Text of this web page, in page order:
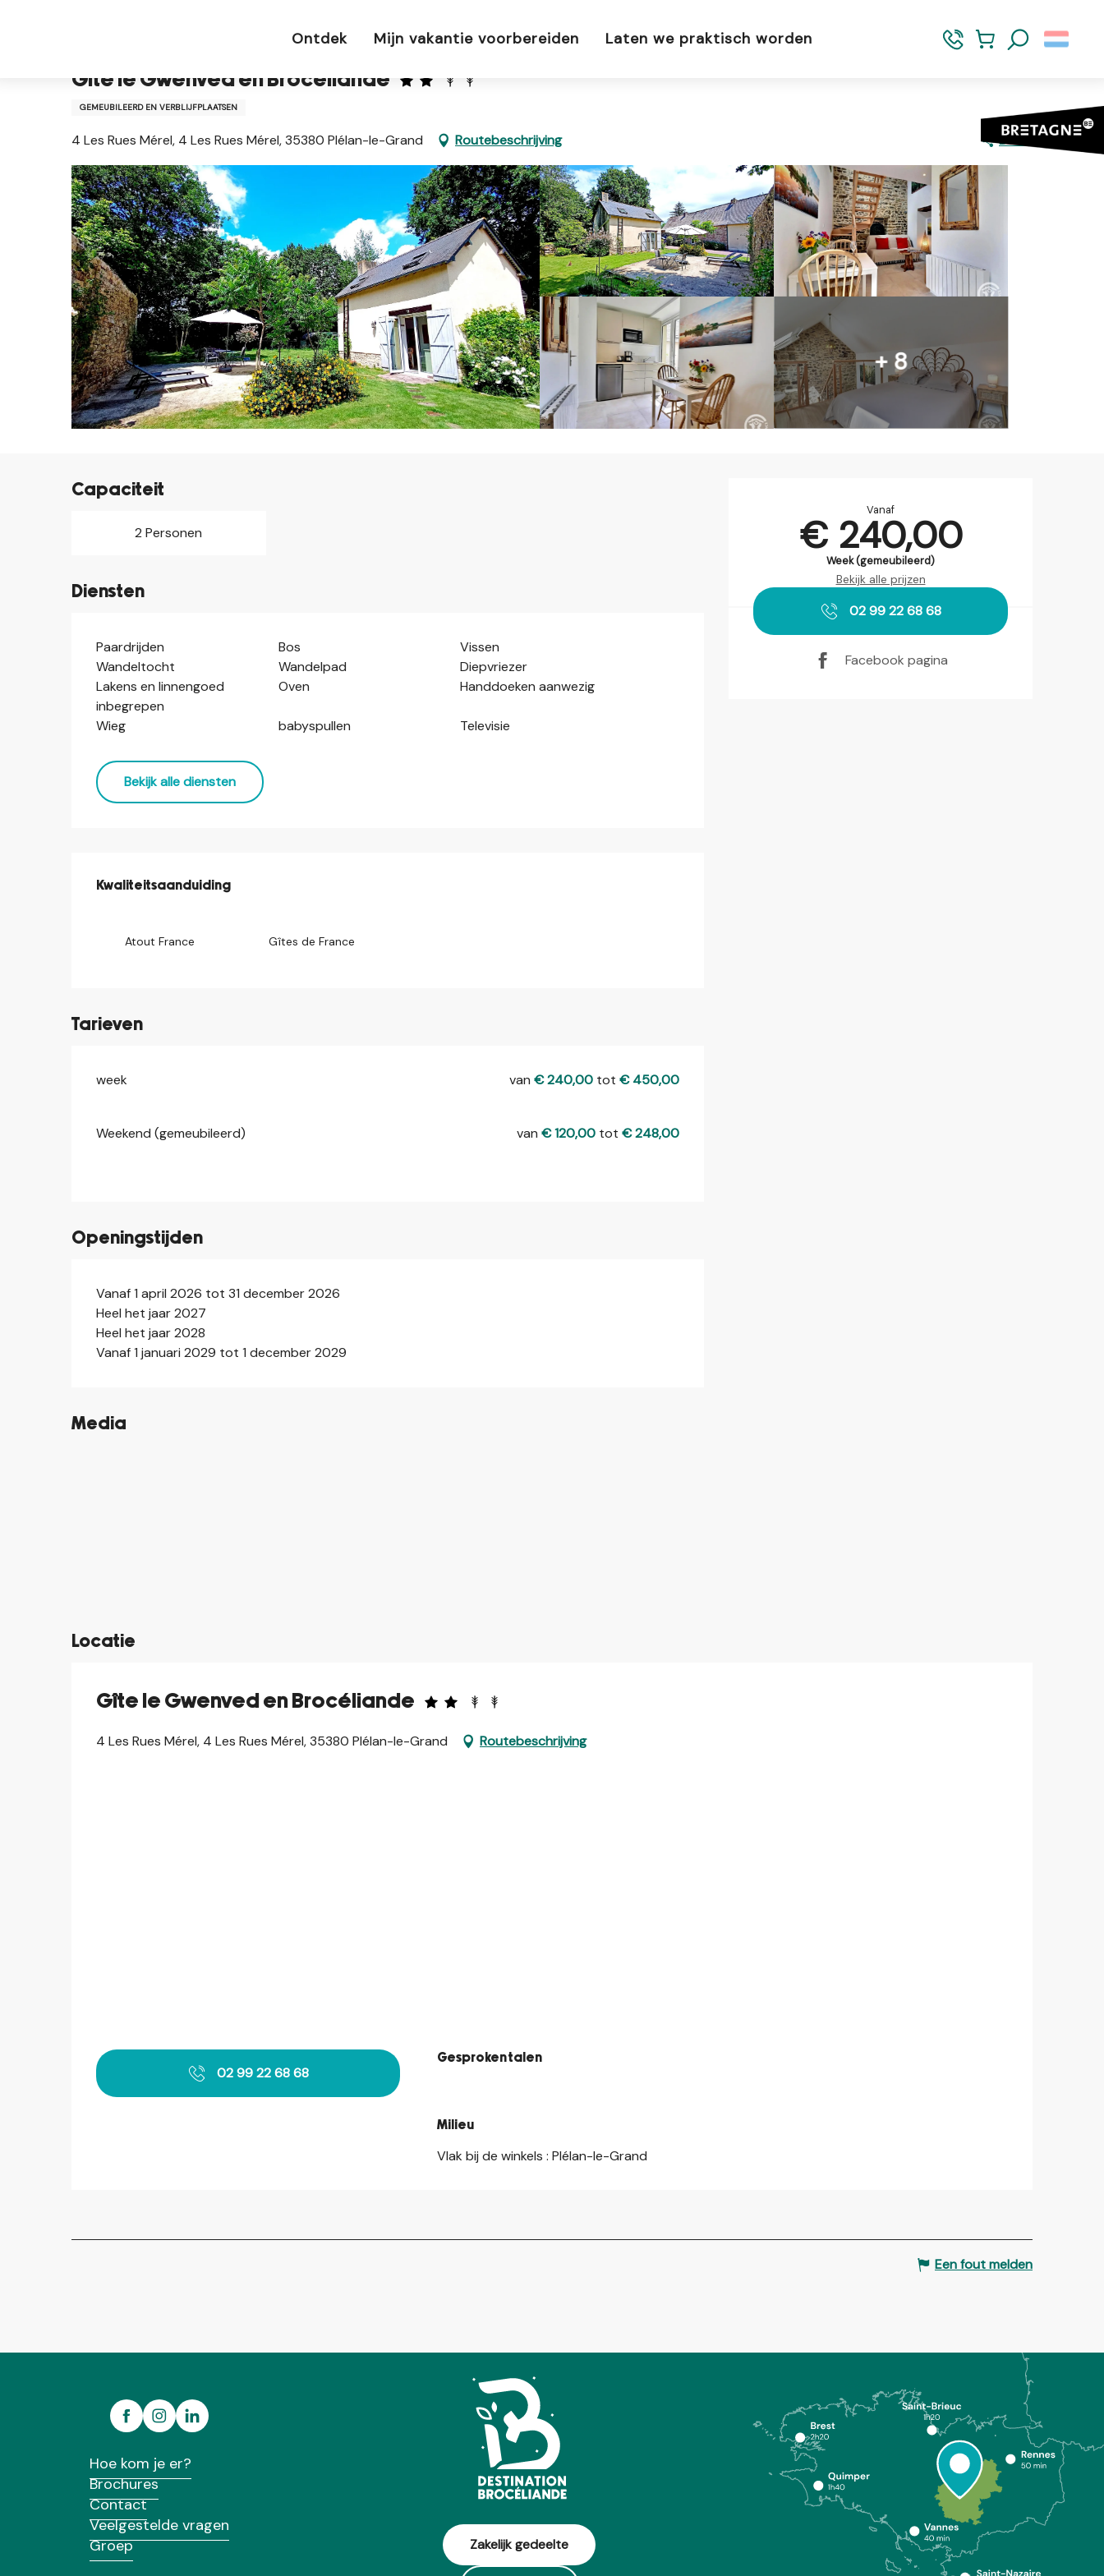
Ontdek Mijn vakantie voorbereiden Laten we praktisch worden
Gîte le Gwenved en Brocéliande
GEMEUBILEERD EN VERBLIJFPLAATSEN
4 Les Rues Mérel, 4 Les Rues Mérel, 35380 Plélan-le-Grand Routebeschrijving Delen
+ 8
Openingstijden en
Vanaf
€ 240,00
Week (gemeubileerd)
Bekijk alle prijzen
02 99 22 68 68
Facebook pagina
Capaciteit
2 Personen
Diensten
Paardrijden Bos
Vissen
Wandeltocht
Wandelpad
Diepvriezer
Lakens en linnengoed
inbegrepen
Oven Handdoeken aanwezig
Wieg babyspullen Televisie
Bekijk alle diensten
Dienstverlening
Kwaliteitsaanduiding
Kwaliteitsaanduiding
Atout France Gîtes de France
Tarieven
Tarieven 2026
week van€ 240,00 tot€ 450,00
Weekend (gemeubileerd) van€ 120,00 tot€ 248,00
Openingstijden
Vanaf 1 april 2026 tot 31 december 2026
Heel het jaar 2027
Heel het jaar 2028
Vanaf 1 januari 2029 tot 1 december 2029
Media
©
Locatie
Gîte le Gwenved en Brocéliande
4 Les Rues Mérel, 4 Les Rues Mérel, 35380 Plélan-le-Grand Routebeschrijving
02 99 22 68 68
Gesproken talen
Gesproken talen
Milieu
Milieu
Vlak bij de winkels : Plélan-le-Grand
Een fout melden
Hoe kom je er?
Brochures
Contact
Veelgestelde vragen
Groep
Zakelijk gedeelte